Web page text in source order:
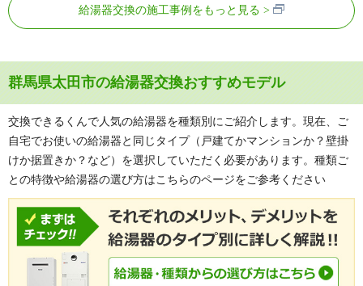
給湯器交換の施工事例をもっと見る
群馬県太田市の給湯器交換おすすめモデル
交換できるくんで人気の給湯器を種類別にご紹介します。現在、ご
自宅でお使いの給湯器と同じタイプ（戸建てかマンションか？壁掛
けか据置きか？など）を選択していただく必要があります。種類ご
との特徴や給湯器の選び方はこちらのページをご参考ください